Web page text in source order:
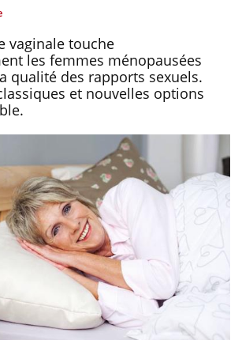
vaginale touche
les femmes ménopausées
qualité des rapports sexuels.
et nouvelles options